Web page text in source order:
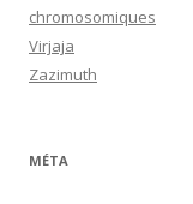
chromosomiques
Virjaja
Zazimuth
MÉTA